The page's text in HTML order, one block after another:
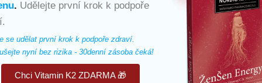
. Udělejte první krok k podpoře
se udělat první krok k podpoře zdraví.
nyní bez rizika - 30denní zásoba čeká!
Chci Vitamin K2 ZDARMA 🎁